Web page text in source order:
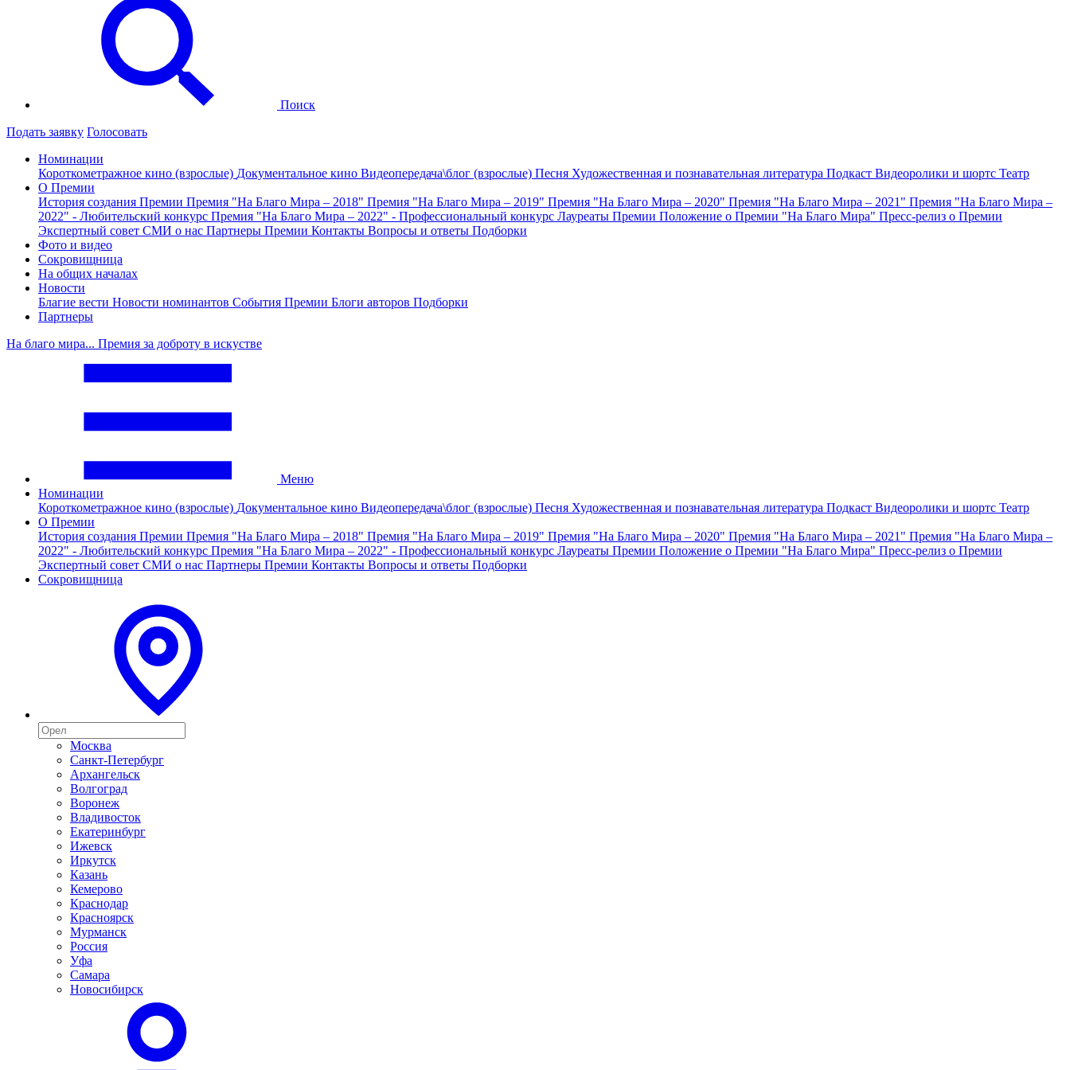
Поиск
Подать заявку Голосовать
Номинации
Короткометражное кино (взрослые) Документальное кино Видеопередача\блог (взрослые) Песня Художественная и познавательная литература Подкаст Видеоролики и шортс Театр
О Премии
История создания Премии Премия "На Благо Мира – 2018" Премия "На Благо Мира – 2019" Премия "На Благо Мира – 2020" Премия "На Благо Мира – 2021" Премия "На Благо Мира –
2022" - Любительский конкурс Премия "На Благо Мира – 2022" - Профессиональный конкурс Лауреаты Премии Положение о Премии "На Благо Мира" Пресс-релиз о Премии
Экспертный совет СМИ о нас Партнеры Премии Контакты Вопросы и ответы Подборки
Фото и видео
Сокровищница
На общих началах
Новости
Благие вести Новости номинантов События Премии Блоги авторов Подборки
Партнеры
На благо мира... Премия за доброту в искустве
Меню
Номинации
Короткометражное кино (взрослые) Документальное кино Видеопередача\блог (взрослые) Песня Художественная и познавательная литература Подкаст Видеоролики и шортс Театр
О Премии
История создания Премии Премия "На Благо Мира – 2018" Премия "На Благо Мира – 2019" Премия "На Благо Мира – 2020" Премия "На Благо Мира – 2021" Премия "На Благо Мира –
2022" - Любительский конкурс Премия "На Благо Мира – 2022" - Профессиональный конкурс Лауреаты Премии Положение о Премии "На Благо Мира" Пресс-релиз о Премии
Экспертный совет СМИ о нас Партнеры Премии Контакты Вопросы и ответы Подборки
Сокровищница
Москва
Санкт-Петербург
Архангельск
Волгоград
Воронеж
Владивосток
Екатеринбург
Ижевск
Иркутск
Казань
Кемерово
Краснодар
Красноярск
Мурманск
Россия
Уфа
Самара
Новосибирск